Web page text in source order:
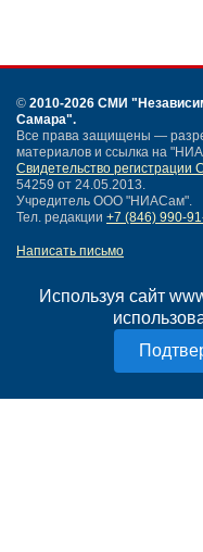
Используя сайт
© 2010-2026 СМИ
Самара".
Все права защищены —
материалов и ссылка на
Свидетельство регистрации
54259 от 24.05.2013.
Учредитель ООО "НИАСам".
Тел. редакции +7 (846) 990-
Написать письмо
Нашли ошибку?
Политика